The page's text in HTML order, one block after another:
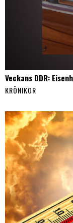
Veckans DDR:
KRÖNIKOR